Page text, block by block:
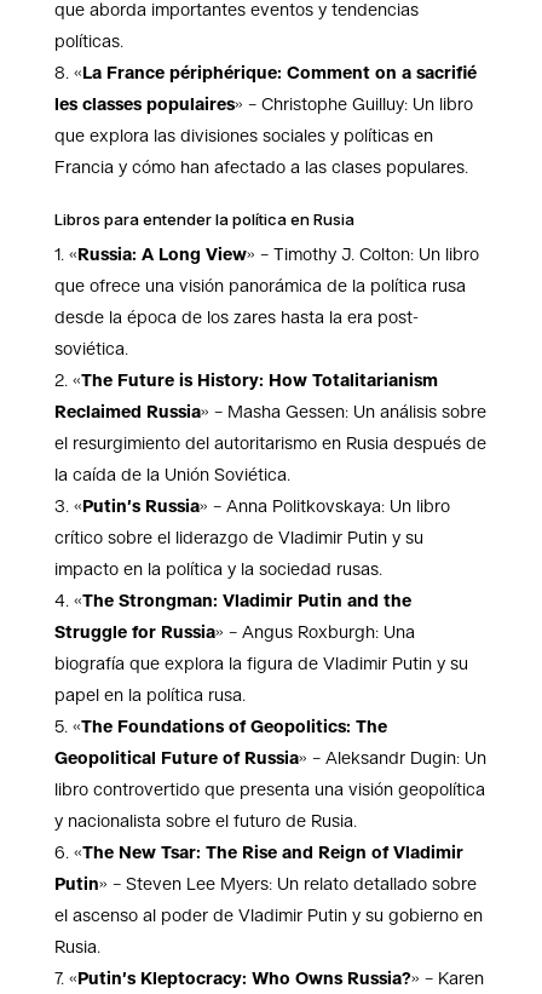
que aborda importantes eventos y tendencias
políticas.
«La France périphérique: Comment on a sacrifié
les classes populaires» – Christophe Guilluy: Un libro
que explora las divisiones sociales y políticas en
Francia y cómo han afectado a las clases populares.
Libros para entender la política en Rusia
«Russia: A Long View» – Timothy J. Colton: Un libro
que ofrece una visión panorámica de la política rusa
desde la época de los zares hasta la era post-
soviética.
«The Future is History: How Totalitarianism
Reclaimed Russia» – Masha Gessen: Un análisis sobre
el resurgimiento del autoritarismo en Rusia después de
la caída de la Unión Soviética.
«Putin’s Russia» – Anna Politkovskaya: Un libro
crítico sobre el liderazgo de Vladimir Putin y su
impacto en la política y la sociedad rusas.
«The Strongman: Vladimir Putin and the
Struggle for Russia» – Angus Roxburgh: Una
biografía que explora la figura de Vladimir Putin y su
papel en la política rusa.
«The Foundations of Geopolitics: The
Geopolitical Future of Russia» – Aleksandr Dugin: Un
libro controvertido que presenta una visión geopolítica
y nacionalista sobre el futuro de Rusia.
«The New Tsar: The Rise and Reign of Vladimir
Putin» – Steven Lee Myers: Un relato detallado sobre
el ascenso al poder de Vladimir Putin y su gobierno en
Rusia.
«Putin’s Kleptocracy: Who Owns Russia?» – Karen